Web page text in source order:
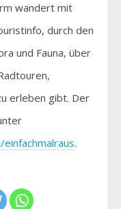
wandert mit
durch den
und Fauna, über
erleben gibt. Der
.